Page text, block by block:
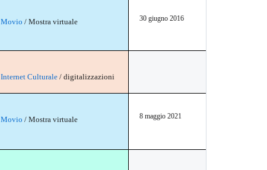
Movio / Mostra virtuale 30 giugno 2016
Internet Culturale / digitalizzazioni
Movio / Mostra virtuale 8 maggio 2021